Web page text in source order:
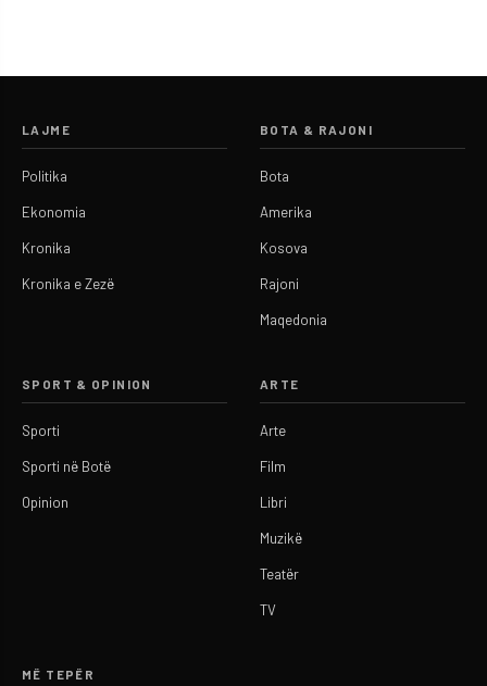
LAJME
Politika
Ekonomia
Kronika
Kronika e Zezë
BOTA & RAJONI
Bota
Amerika
Kosova
Rajoni
Maqedonia
SPORT & OPINION
Sporti
Sporti në Botë
Opinion
ARTE
Arte
Film
Libri
Muzikë
Teatër
TV
MË TEPËR